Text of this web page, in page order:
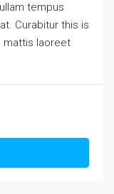
tempus
Curabitur this is
mattis laoreet